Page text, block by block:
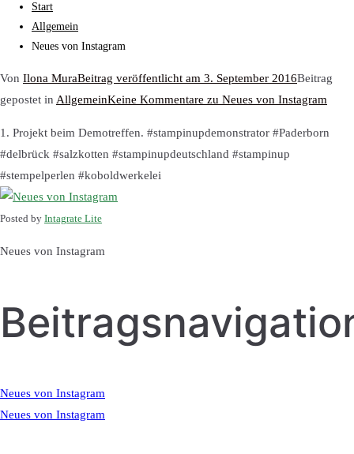
Start
Allgemein
Neues von Instagram
Von Ilona MuraBeitrag veröffentlicht am 3. September 2016Beitrag
gepostet in AllgemeinKeine Kommentare zu Neues von Instagram
1. Projekt beim Demotreffen. #stampinupdemonstrator #Paderborn
#delbrück #salzkotten #stampinupdeutschland #stampinup
#stempelperlen #koboldwerkelei
Posted by Intagrate Lite
Neues von Instagram
Neues von Instagram
Neues von Instagram